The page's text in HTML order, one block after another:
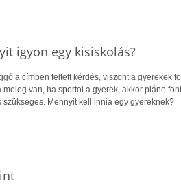
igyon egy kisiskolás?
a címben feltett kérdés, viszont a gyerekek
van, ha sportol a gyerek, akkor pláne
szükséges. Mennyit kell innia egy gyereknek?